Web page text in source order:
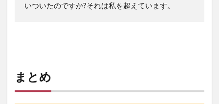
いついたのですか?それは私を超えています。
まとめ